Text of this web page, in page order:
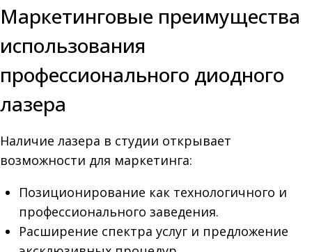
Маркетинговые преимущества
использования
профессионального диодного
лазера
Наличие лазера в студии открывает
возможности для маркетинга:
Позиционирование как технологичного и
профессионального заведения.
Расширение спектра услуг и предложение